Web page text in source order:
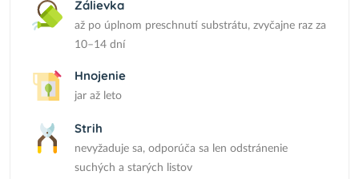
Zálievka
až po úplnom preschnutí substrátu, zvyčajne raz za
10–14 dní
Hnojenie
jar až leto
Strih
nevyžaduje sa, odporúča sa len odstránenie
suchých a starých listov